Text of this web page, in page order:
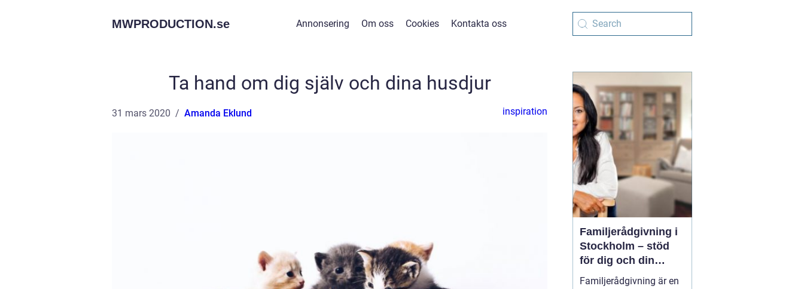
MWPRODUCTION.se Annonsering Om oss Cookies Kontakta oss
Ta hand om dig själv och dina husdjur
31 mars 2020 Amanda Eklund inspiration
Familjerådgivning i
Stockholm – stöd
för dig och din
familj
Familjerådgivning är en